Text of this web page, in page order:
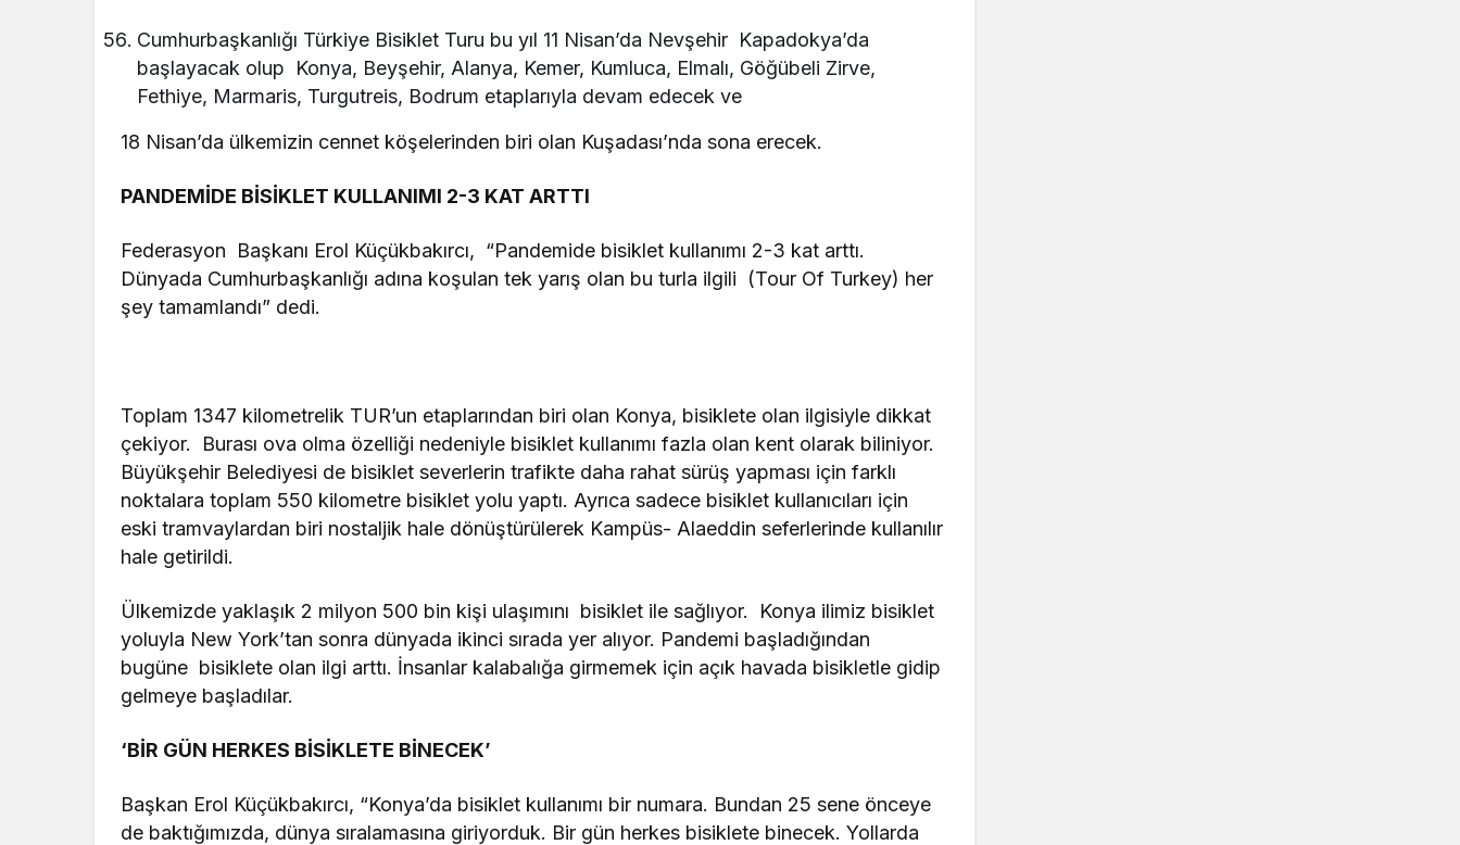
Cumhurbaşkanlığı Türkiye Bisiklet Turu bu yıl 11 Nisan’da Nevşehir Kapadokya’da
başlayacak olup Konya, Beyşehir, Alanya, Kemer, Kumluca, Elmalı, Göğübeli Zirve,
Fethiye, Marmaris, Turgutreis, Bodrum etaplarıyla devam edecek ve
18 Nisan’da ülkemizin cennet köşelerinden biri olan Kuşadası’nda sona erecek.
PANDEMİDE BİSİKLET KULLANIMI 2-3 KAT ARTTI
Federasyon Başkanı Erol Küçükbakırcı, “Pandemide bisiklet kullanımı 2-3 kat arttı.
Dünyada Cumhurbaşkanlığı adına koşulan tek yarış olan bu turla ilgili (Tour Of Turkey) her
şey tamamlandı” dedi.
Toplam 1347 kilometrelik TUR’un etaplarından biri olan Konya, bisiklete olan ilgisiyle dikkat
çekiyor. Burası ova olma özelliği nedeniyle bisiklet kullanımı fazla olan kent olarak biliniyor.
Büyükşehir Belediyesi de bisiklet severlerin trafikte daha rahat sürüş yapması için farklı
noktalara toplam 550 kilometre bisiklet yolu yaptı. Ayrıca sadece bisiklet kullanıcıları için
eski tramvaylardan biri nostaljik hale dönüştürülerek Kampüs- Alaeddin seferlerinde kullanılır
hale getirildi.
Ülkemizde yaklaşık 2 milyon 500 bin kişi ulaşımını bisiklet ile sağlıyor. Konya ilimiz bisiklet
yoluyla New York’tan sonra dünyada ikinci sırada yer alıyor. Pandemi başladığından
bugüne bisiklete olan ilgi arttı. İnsanlar kalabalığa girmemek için açık havada bisikletle gidip
gelmeye başladılar.
‘BİR GÜN HERKES BİSİKLETE BİNECEK’
Başkan Erol Küçükbakırcı, “Konya’da bisiklet kullanımı bir numara. Bundan 25 sene önceye
de baktığımızda, dünya sıralamasına giriyorduk. Bir gün herkes bisiklete binecek. Yollarda